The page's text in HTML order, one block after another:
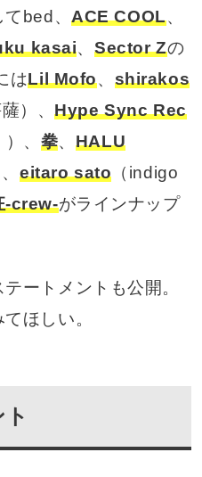
てbed、ACE COOL、
kasai、Sector Zの
はLil Mofo、 shirakos
薩）、Hype Sync Rec
、 拳、 HALU
eitaro sato （indigo
-crew-がラインナップ
ートメントも公開。
ほしい。